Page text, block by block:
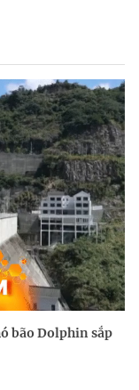
bão Dolphin sắp